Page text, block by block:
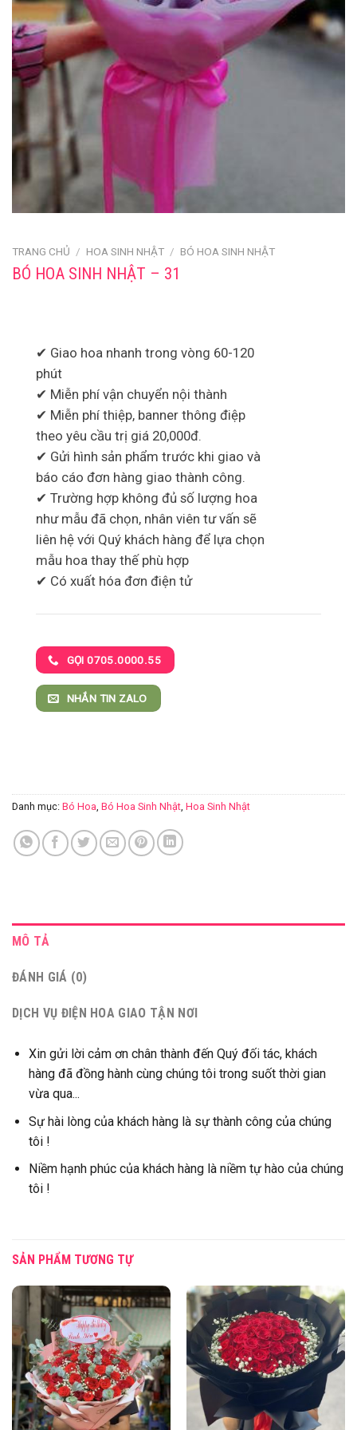
TRANG CHỦ / HOA SINH NHẬT / BÓ HOA SINH NHẬT
BÓ HOA SINH NHẬT – 31
✔ Giao hoa nhanh trong vòng 60-120
phút
✔ Miễn phí vận chuyển nội thành
✔ Miễn phí thiệp, banner thông điệp
theo yêu cầu trị giá 20,000đ.
✔ Gửi hình sản phẩm trước khi giao và
báo cáo đơn hàng giao thành công.
✔ Trường hợp không đủ số lượng hoa
như mẫu đã chọn, nhân viên tư vấn sẽ
liên hệ với Quý khách hàng để lựa chọn
mẫu hoa thay thế phù hợp
✔ Có xuất hóa đơn điện tử
GỌI 0705.0000.55
NHẮN TIN ZALO
Danh mục: Bó Hoa, Bó Hoa Sinh Nhật, Hoa Sinh Nhật
MÔ TẢ
ĐÁNH GIÁ (0)
DỊCH VỤ ĐIỆN HOA GIAO TẬN NƠI
Xin gửi lời cảm ơn chân thành đến Quý đối tác, khách
hàng đã đồng hành cùng chúng tôi trong suốt thời gian
vừa qua...
Sự hài lòng của khách hàng là sự thành công của chúng
tôi !
Niềm hạnh phúc của khách hàng là niềm tự hào của chúng
tôi !
SẢN PHẨM TƯƠNG TỰ